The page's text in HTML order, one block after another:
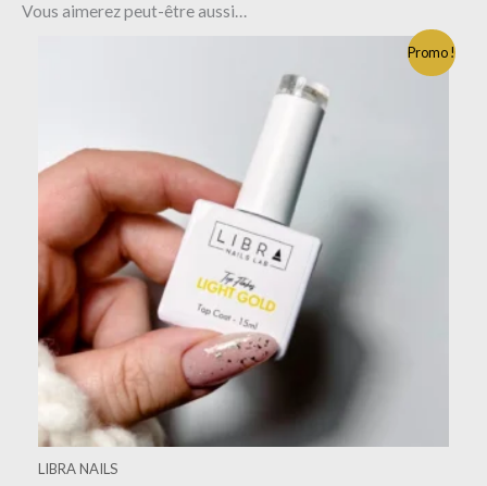
Vous aimerez peut-être aussi…
Promo !
LIBRA NAILS